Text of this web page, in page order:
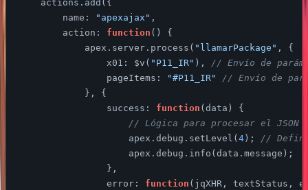
    actions.add({
name : "apexajax" ,
action : function ( ) {
            apex.server.process(
"llamarPackage" , {
x01 : $v( "P11_IR" ), // Envío de
pageItems : "#P11_IR"
// Envío de
            }, {
success : function ( data ) {
// Lógica para procesar el JSON
                    apex.debug.setLevel(
4 ); //
                    apex.debug.info(data.message);
                },
error : function ( jqXHR, textStatus,